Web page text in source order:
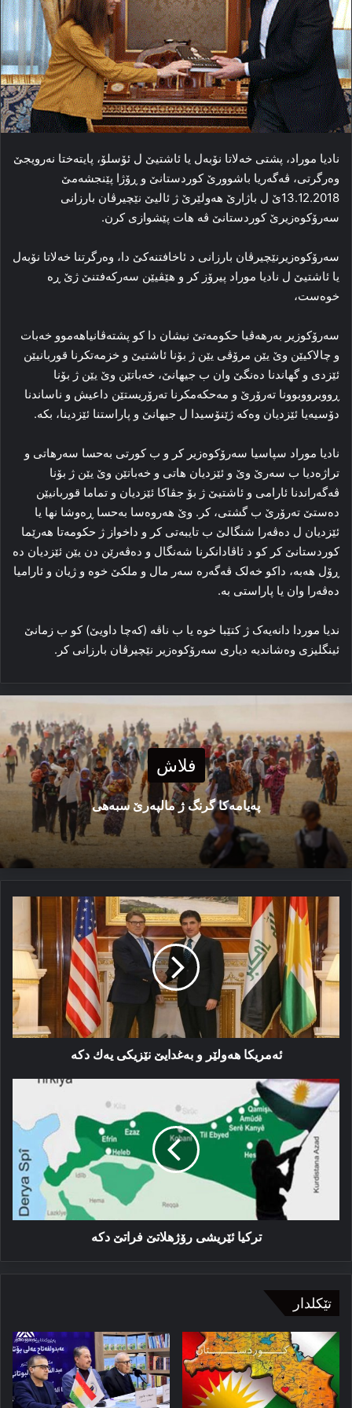
نادیا موراد، پشتی خه‌لاتا نۆبه‌ل یا ئاشتیێ ل ئۆسلۆ، پایته‌ختا نەرویجێ
وه‌رگرتی، ڤه‌گه‌ریا باشوورێ کوردستانێ و ڕۆژا پێنجشه‌مێ
13.12.2018ێ ل باژارێ هه‌ولێرێ ژ ئالیێ نێچیرڤان بارزانی
سه‌رۆکوه‌زیرێ کوردستانێ ڤه‌ هات پێشوازی کرن.
سه‌رۆکوه‌زیرنێچیرڤان بارزانی د ئاخافتنەكێ دا، وه‌رگرتنا خه‌لاتا نۆبه‌ل
یا ئاشتیێ ل نادیا موراد پیرۆز کر و هێڤیێن سه‌رکه‌فتنێ ژێ ڕه‌
خوه‌ست،
سەرۆكوزیر به‌رهه‌ڤیا حکومه‌تێ نیشان دا کو پشتەڤانیاهه‌موو خه‌بات
و چالاکیێن وێ یێن مرۆڤی یێن ژ بۆنا ئاشتیێ و خزمه‌تکرنا قوربانیێن
ئێزدی و گهاندنا ده‌نگێ وان ب جیهانێ، خه‌باتێن وێ یێن ژ بۆنا
ڕووبرووبوونا ته‌رۆرێ و مه‌حکه‌مکرنا ته‌رۆریستێن داعیش و ناساندنا
دۆسیه‌یا ئێزدیان وه‌که‌ ژێنۆسیدا ل جیهانێ و پاراستنا ئێزدینا، بکه‌.
نادیا موراد سپاسیا سه‌رۆکوه‌زیر کر و ب کورتی به‌حسا سه‌رهاتی و
تراژه‌دیا ب سه‌رێ وێ و ئێزدیان هاتی و خه‌باتێن وێ یێن ژ بۆنا
ڤه‌گه‌راندنا ئارامی و ئاشتیێ ژ بۆ جڤاکا ئێزدیان و تماما قوربانیێن
ده‌ستێ ته‌رۆرێ ب گشتی، کر. وێ هه‌روه‌سا به‌حسا ڕه‌وشا نها یا
ئێزدیان ل ده‌ڤه‌را شنگالێ ب تایبه‌تی کر و داخواز ژ حکومه‌تا هه‌رێما
کوردستانێ کر کو د ئاڤادانکرنا شه‌نگال و ده‌ڤه‌رێن دن یێن ئێزدیان ده‌
ڕۆل هه‌به‌، داکو خه‌لک ڤه‌گه‌ره‌ سه‌ر مال و ملکێ خوه‌ و ژیان و ئارامیا
ده‌ڤه‌را وان یا پاراستی به‌.
ندیا موردا دانه‌یه‌ک ژ کتێبا خوه‌ یا ب ناڤه‌ (که‌چا داویێ) کو ب زمانێ
ئینگلیزی وه‌شاندیه‌ دیاری سه‌رۆکوه‌زیر نێچیرڤان بارزانی کر.
فلاش
پەیامەكا گرنگ ژ مالپەرێ سبەهی
ئەمریكا
ھەولێر
و
بەغدایێ
نێزیكی
یەك
دكە
ئەمریكا ھەولێر و بەغدایێ نێزیكی یەك دكە
تركیا
ئێریشی
رۆژھلاتێ
فراتێ
دكە
تركیا ئێریشی رۆژھلاتێ فراتێ دكە
تێکلدار